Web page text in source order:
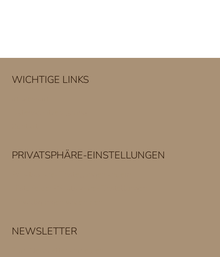
WICHTIGE LINKS
PRIVATSPHÄRE-EINSTELLUNGEN
NEWSLETTER